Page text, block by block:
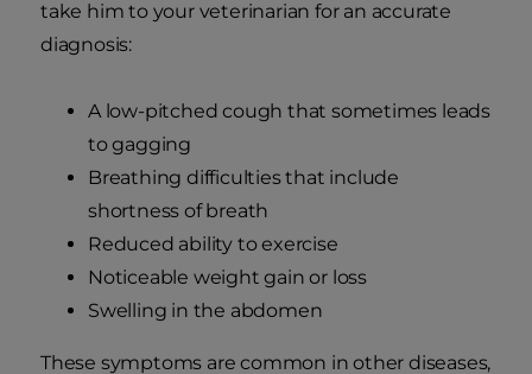
take him to your veterinarian for an accurate
diagnosis:
A low-pitched cough that sometimes leads
to gagging
Breathing difficulties that include
shortness of breath
Reduced ability to exercise
Noticeable weight gain or loss
Swelling in the abdomen
These symptoms are common in other diseases,